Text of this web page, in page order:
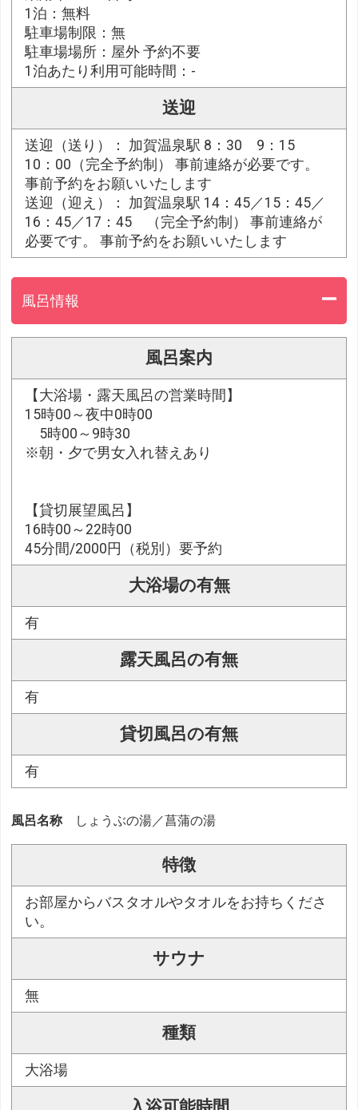
1泊：無料
駐車場制限：無
駐車場場所：屋外 予約不要
1泊あたり利用可能時間：-
送迎
送迎（送り）： 加賀温泉駅 8：30 9：15
10：00（完全予約制） 事前連絡が必要です。
事前予約をお願いいたします
送迎（迎え）： 加賀温泉駅 14：45／15：45／
16：45／17：45 （完全予約制） 事前連絡が
必要です。 事前予約をお願いいたします
風呂情報
風呂案内
【大浴場・露天風呂の営業時間】
15時00～夜中0時00
5時00～9時30
※朝・夕で男女入れ替えあり
【貸切展望風呂】
16時00～22時00
45分間/2000円（税別）要予約
大浴場の有無
有
露天風呂の有無
有
貸切風呂の有無
有
風呂名称 しょうぶの湯／菖蒲の湯
特徴
お部屋からバスタオルやタオルをお持ちくださ
い。
サウナ
無
種類
大浴場